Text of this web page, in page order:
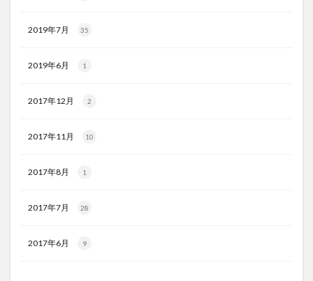
2019年7月 35
2019年6月 1
2017年12月 2
2017年11月 10
2017年8月 1
2017年7月 28
2017年6月 9